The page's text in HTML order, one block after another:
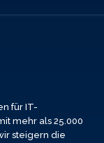
für IT-
mehr als 25.000
steigern die